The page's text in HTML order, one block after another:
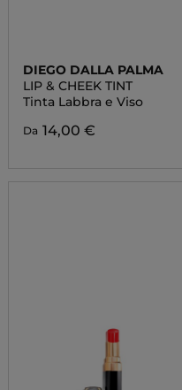
DIEGO DALLA PALMA
LIP & CHEEK TINT
Tinta Labbra e Viso
Da 14,00 €